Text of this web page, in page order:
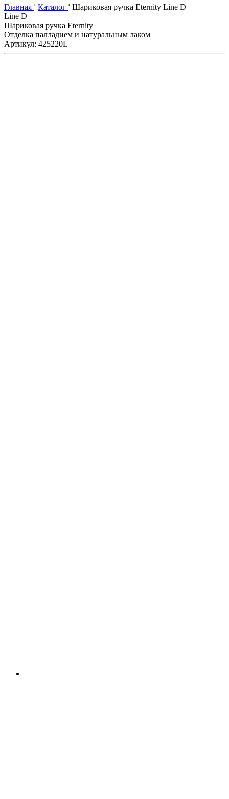
Главная › Каталог › Шариковая ручка Eternity Line D
Line D
Шариковая ручка Eternity
Отделка палладием и натуральным лаком
Артикул: 425220L